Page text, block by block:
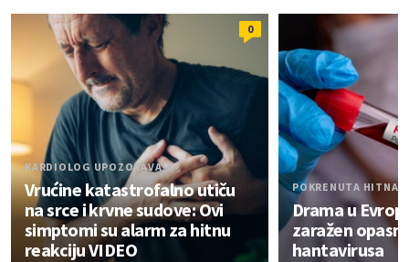
0
KARDIOLOG UPOZORAVA
Vrućine katastrofalno utiču
na srce i krvne sudove: Ovi
simptomi su alarm za hitnu
reakciju VIDEO
POKRENUTA HITNA
Drama u
zaražen
hantavirusa